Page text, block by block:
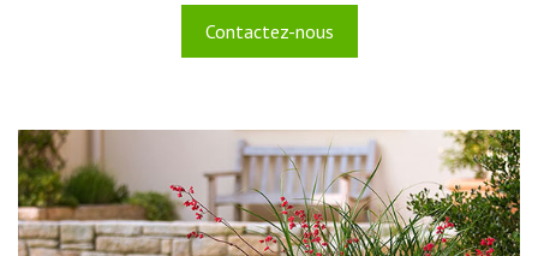
Contactez-nous